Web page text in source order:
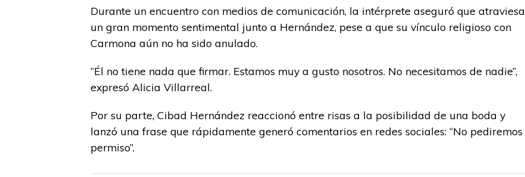
Durante un encuentro con medios de comunicación, la intérprete aseguró que atraviesa
un gran momento sentimental junto a Hernández, pese a que su vínculo religioso con
Carmona aún no ha sido anulado.
“Él no tiene nada que firmar. Estamos muy a gusto nosotros. No necesitamos de nadie”,
expresó Alicia Villarreal.
Por su parte, Cibad Hernández reaccionó entre risas a la posibilidad de una boda y
lanzó una frase que rápidamente generó comentarios en redes sociales: “No pediremos
permiso”.